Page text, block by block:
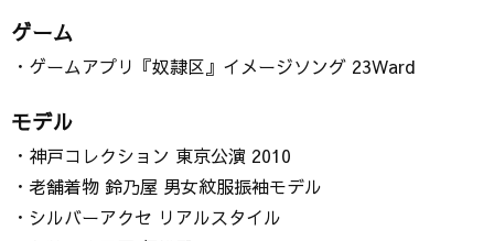
ゲーム
・ゲームアプリ『奴隷区』イメージソング 23Ward
モデル
・神戸コレクション 東京公演 2010
・老舗着物 鈴乃屋 男女紋服振袖モデル
・シルバーアクセ リアルスタイル